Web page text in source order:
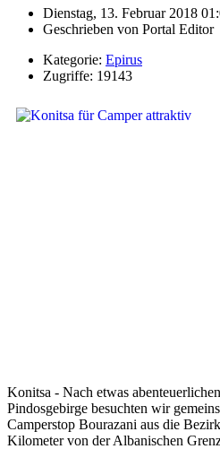
Dienstag, 13. Februar 2018
Geschrieben von Portal Editor
Kategorie: Epirus
Zugriffe: 19143
Konitsa - Nach etwas
Pindosgebirge besuchten wir
Camperstop Bourazani aus die
Kilometer von der Albanischen